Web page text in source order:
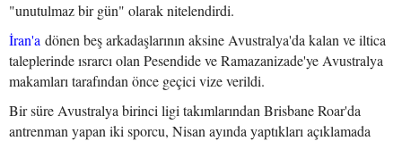
"unutulmaz bir gün" olarak nitelendirdi.
İran'a dönen beş arkadaşlarının aksine Avustralya'da kalan ve iltica
taleplerinde ısrarcı olan Pesendide ve Ramazanizade'ye Avustralya
makamları tarafından önce geçici vize verildi.
Bir süre Avustralya birinci ligi takımlarından Brisbane Roar'da
antrenman yapan iki sporcu, Nisan ayında yaptıkları açıklamada